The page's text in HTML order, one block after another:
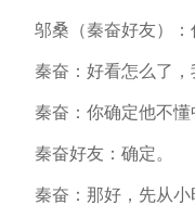
邬桑（秦奋好友）：
秦奋：好看怎么了，
秦奋：你确定他不懂
秦奋好友：确定。
秦奋：那好，先从小